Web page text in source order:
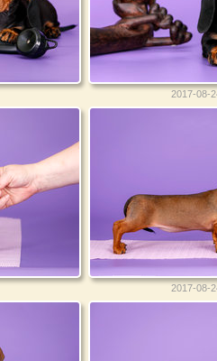
2017-08-
2017-08-